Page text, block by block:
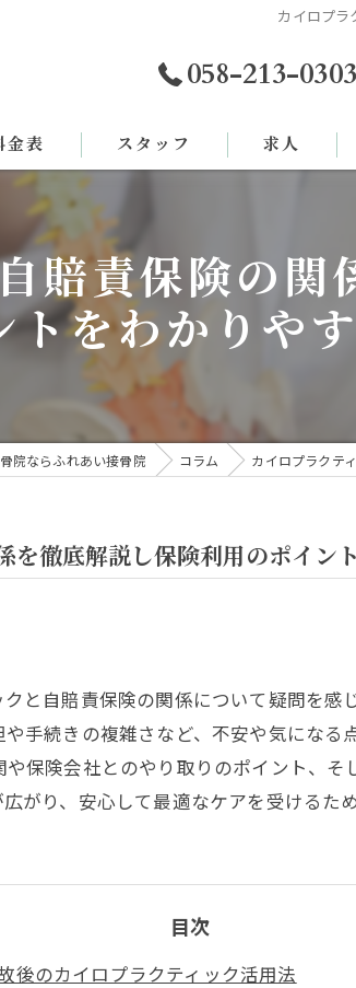
カイロプラ
058-213-0303
金表 スタッフ 求人
賠責保険の関
トをわかりや
院ならふれあい接骨院 コラム カイロプラクテ
を徹底解説し保険利用のポイン
と自賠責保険の関係について疑問を
手続きの複雑さなど、不安や気にな
保険会社とのやり取りのポイント、
がり、安心して最適なケアを受けるた
目次
後のカイロプラクティック活用法